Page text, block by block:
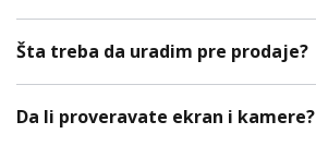
Šta treba da uradim pre prodaje?
Da li proveravate ekran i kamere?